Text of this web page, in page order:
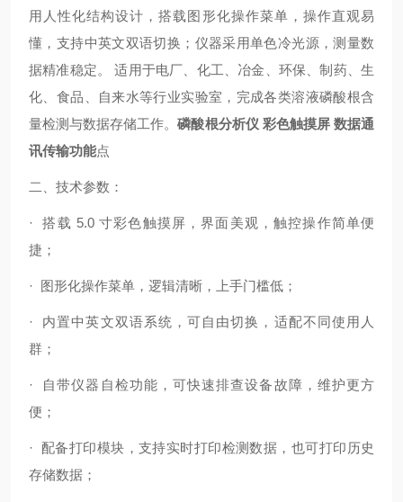
用人性化结构设计，搭载图形化操作菜单，操作直观易
懂，支持中英文双语切换；仪器采用单色冷光源，测量数
据精准稳定。 适用于电厂、化工、冶金、环保、制药、生
化、食品、自来水等行业实验室，完成各类溶液磷酸根含
量检测与数据存储工作。磷酸根分析仪 彩色触摸屏 数据通
讯传输功能点
二、技术参数：
· 搭载 5.0寸彩色触摸屏，界面美观，触控操作简单便
捷；
· 图形化操作菜单，逻辑清晰，上手门槛低；
· 内置中英文双语系统，可自由切换，适配不同使用人
群；
· 自带仪器自检功能，可快速排查设备故障，维护更方
便；
· 配备打印模块，支持实时打印检测数据，也可打印历史
存储数据；